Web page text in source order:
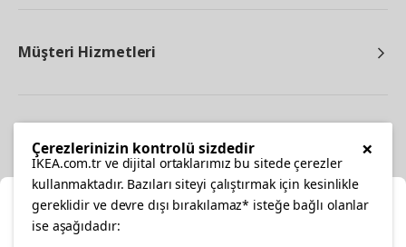
Müşteri Hizmetleri
×
Çerezlerinizin kontrolü sizdedir
IKEA.com.tr ve dijital ortaklarımız bu sitede çerezler
kullanmaktadır. Bazıları siteyi çalıştırmak için kesinlikle
gereklidir ve devre dışı bırakılamaz* isteğe bağlı olanlar
ise aşağıdadır: